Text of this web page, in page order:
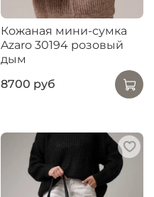
Кожаная мини-сумка
Azaro 30194 розовый
дым
8700 руб